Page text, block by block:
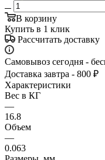
В корзину
Купить в 1 клик
Рассчитать доставку
Самовывоз сегодня -
Доставка завтра - 800 ₽
Характеристики
Вес в КГ
—
16.8
Объем
—
0.063